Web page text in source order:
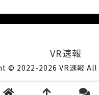
VR速報
© 2022-2026 VR速報